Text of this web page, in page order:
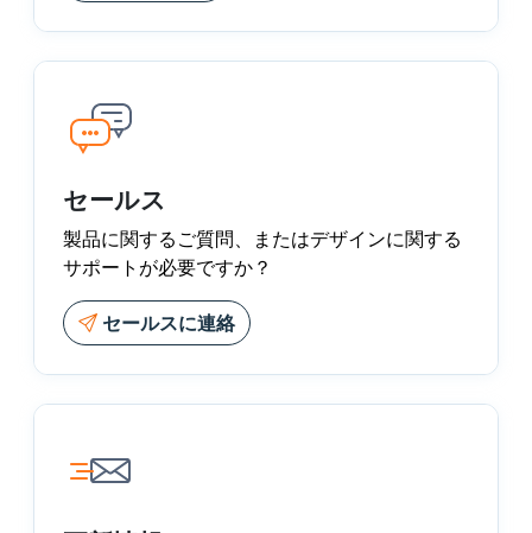
セールス
製品に関するご質問、またはデザインに関する
サポートが必要ですか？
セールスに連絡